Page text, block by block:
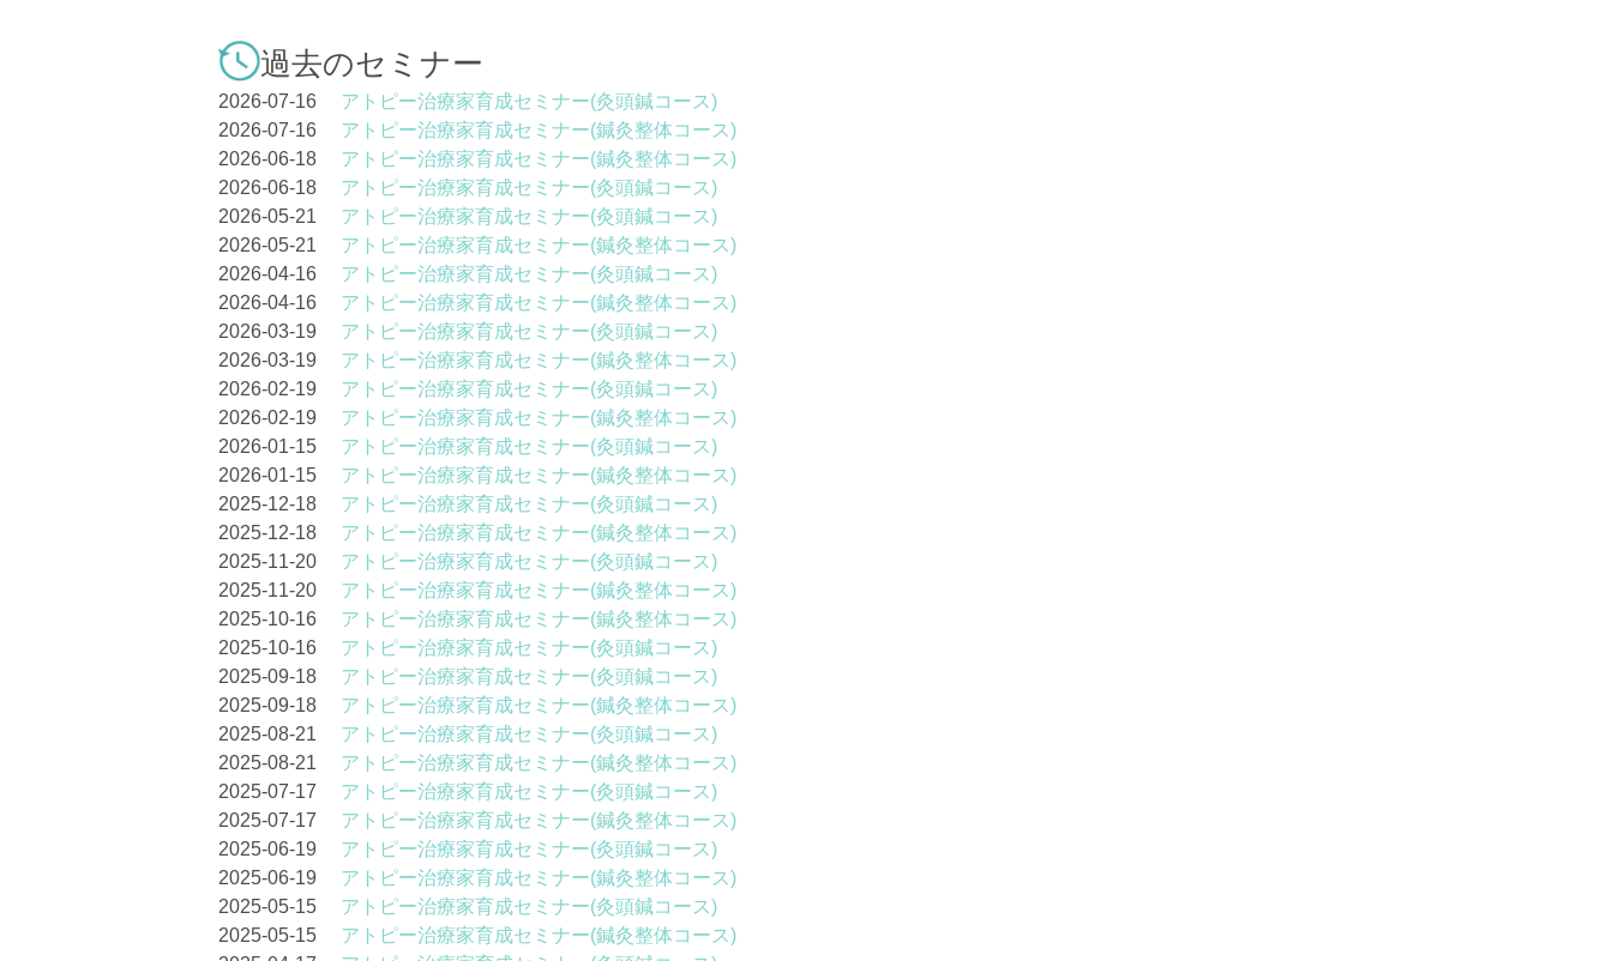
過去のセミナー
2026-07-16 アトピー治療家育成セミナー(灸頭鍼コース)
2026-07-16 アトピー治療家育成セミナー(鍼灸整体コース)
2026-06-18 アトピー治療家育成セミナー(鍼灸整体コース)
2026-06-18 アトピー治療家育成セミナー(灸頭鍼コース)
2026-05-21 アトピー治療家育成セミナー(灸頭鍼コース)
2026-05-21 アトピー治療家育成セミナー(鍼灸整体コース)
2026-04-16 アトピー治療家育成セミナー(灸頭鍼コース)
2026-04-16 アトピー治療家育成セミナー(鍼灸整体コース)
2026-03-19 アトピー治療家育成セミナー(灸頭鍼コース)
2026-03-19 アトピー治療家育成セミナー(鍼灸整体コース)
2026-02-19 アトピー治療家育成セミナー(灸頭鍼コース)
2026-02-19 アトピー治療家育成セミナー(鍼灸整体コース)
2026-01-15 アトピー治療家育成セミナー(灸頭鍼コース)
2026-01-15 アトピー治療家育成セミナー(鍼灸整体コース)
2025-12-18 アトピー治療家育成セミナー(灸頭鍼コース)
2025-12-18 アトピー治療家育成セミナー(鍼灸整体コース)
2025-11-20 アトピー治療家育成セミナー(灸頭鍼コース)
2025-11-20 アトピー治療家育成セミナー(鍼灸整体コース)
2025-10-16 アトピー治療家育成セミナー(鍼灸整体コース)
2025-10-16 アトピー治療家育成セミナー(灸頭鍼コース)
2025-09-18 アトピー治療家育成セミナー(灸頭鍼コース)
2025-09-18 アトピー治療家育成セミナー(鍼灸整体コース)
2025-08-21 アトピー治療家育成セミナー(灸頭鍼コース)
2025-08-21 アトピー治療家育成セミナー(鍼灸整体コース)
2025-07-17 アトピー治療家育成セミナー(灸頭鍼コース)
2025-07-17 アトピー治療家育成セミナー(鍼灸整体コース)
2025-06-19 アトピー治療家育成セミナー(灸頭鍼コース)
2025-06-19 アトピー治療家育成セミナー(鍼灸整体コース)
2025-05-15 アトピー治療家育成セミナー(灸頭鍼コース)
2025-05-15 アトピー治療家育成セミナー(鍼灸整体コース)